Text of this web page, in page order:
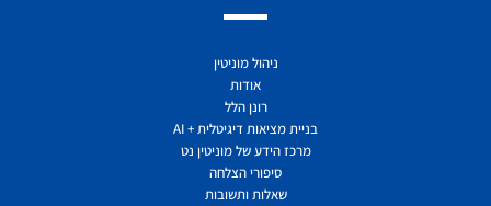
ניהול מוניטין
אודות
רונן הלל
בניית מציאות דיגיטלית + AI
מרכז הידע של מוניטין נט
סיפורי הצלחה
שאלות ותשובות